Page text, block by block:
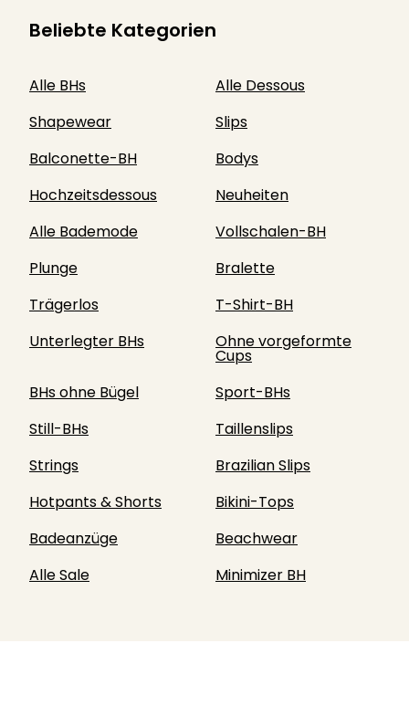
Beliebte Kategorien
Alle BHs
Alle Dessous
Shapewear
Slips
Balconette-BH
Bodys
Hochzeitsdessous
Neuheiten
Alle Bademode
Vollschalen-BH
Plunge
Bralette
Trägerlos
T-Shirt-BH
Unterlegter BHs
Ohne vorgeformte
Cups
BHs ohne Bügel
Sport-BHs
Still-BHs
Taillenslips
Strings
Brazilian Slips
Hotpants & Shorts
Bikini-Tops
Badeanzüge
Beachwear
Alle Sale
Minimizer BH